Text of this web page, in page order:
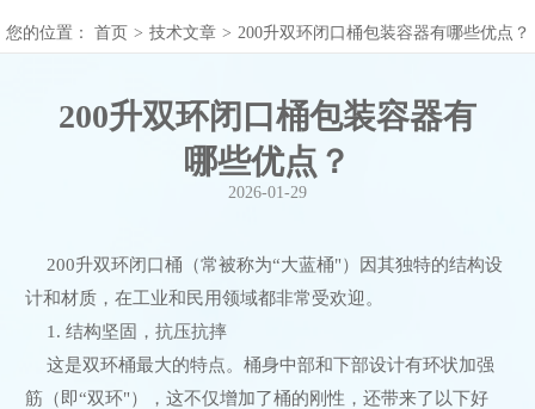
您的位置： 首页 > 技术文章 > 200升双环闭口桶包装容器有哪些优点？
200升双环闭口桶包装容器有
哪些优点？
2026-01-29
200升双环闭口桶（常被称为“大蓝桶"）因其独特的结构设
计和材质，在工业和民用领域都非常受欢迎。
1. 结构坚固，抗压抗摔
这是双环桶最大的特点。桶身中部和下部设计有环状加强
筋（即“双环"），这不仅增加了桶的刚性，还带来了以下好